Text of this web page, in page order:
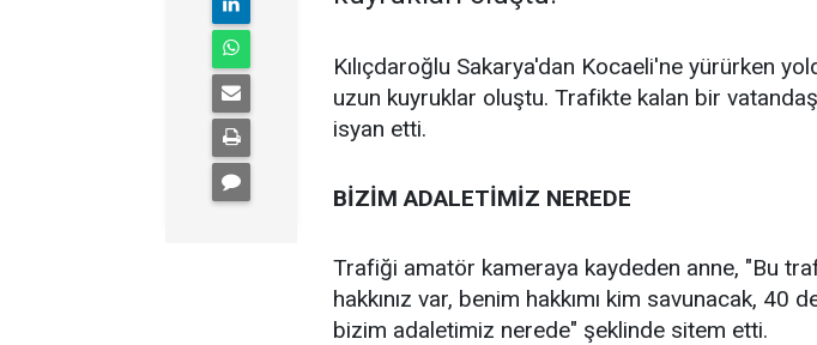
Kılıçdaroğlu Sakarya'dan Kocaeli'ne yürürken
uzun kuyruklar oluştu. Trafikte kalan bir
isyan etti.
BİZİM ADALETİMİZ NEREDE
Trafiği amatör kameraya kaydeden anne, "Bu
hakkınız var, benim hakkımı kim savunacak, 40
bizim adaletimiz nerede" şeklinde sitem etti.